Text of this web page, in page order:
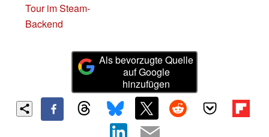
Tour im Steam-
Backend
Als bevorzugte Quelle
auf Google
hinzufügen